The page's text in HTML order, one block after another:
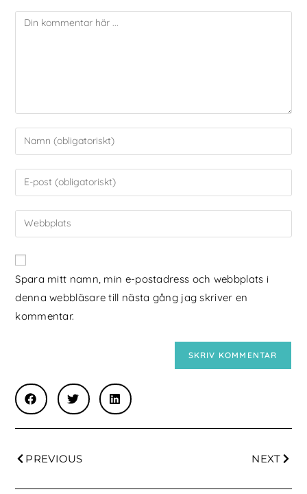
Spara mitt namn, min e-postadress och webbplats i
denna webbläsare till nästa gång jag skriver en
kommentar.
PREVIOUS NEXT